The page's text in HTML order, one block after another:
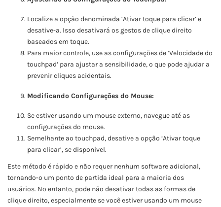
Localize a opção denominada ‘Ativar toque para clicar’ e
desative-a. Isso desativará os gestos de clique direito
baseados em toque.
Para maior controle, use as configurações de ‘Velocidade do
touchpad’ para ajustar a sensibilidade, o que pode ajudar a
prevenir cliques acidentais.
Modificando Configurações do Mouse:
Se estiver usando um mouse externo, navegue até as
configurações do mouse.
Semelhante ao touchpad, desative a opção ‘Ativar toque
para clicar’, se disponível.
Este método é rápido e não requer nenhum software adicional,
tornando-o um ponto de partida ideal para a maioria dos
usuários. No entanto, pode não desativar todas as formas de
clique direito, especialmente se você estiver usando um mouse